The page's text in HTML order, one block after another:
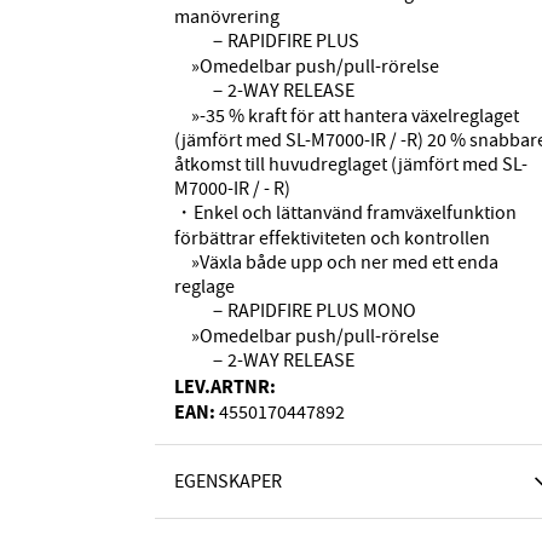
manövrering
－RAPIDFIRE PLUS
»Omedelbar push/pull-rörelse
－2-WAY RELEASE
»-35 % kraft för att hantera växelreglaget
(jämfört med SL-M7000-IR / -R) 20 %
åtkomst till huvudreglaget (jämfört med SL-
M7000-IR / - R)
・Enkel och lättanvänd framväxelfunktion
förbättrar effektiviteten och kontrollen
»Växla både upp och ner med ett enda
reglage
－RAPIDFIRE PLUS MONO
»Omedelbar push/pull-rörelse
－2-WAY RELEASE
LEV.ARTNR:
EAN: 4550170447892
EGENSKAPER